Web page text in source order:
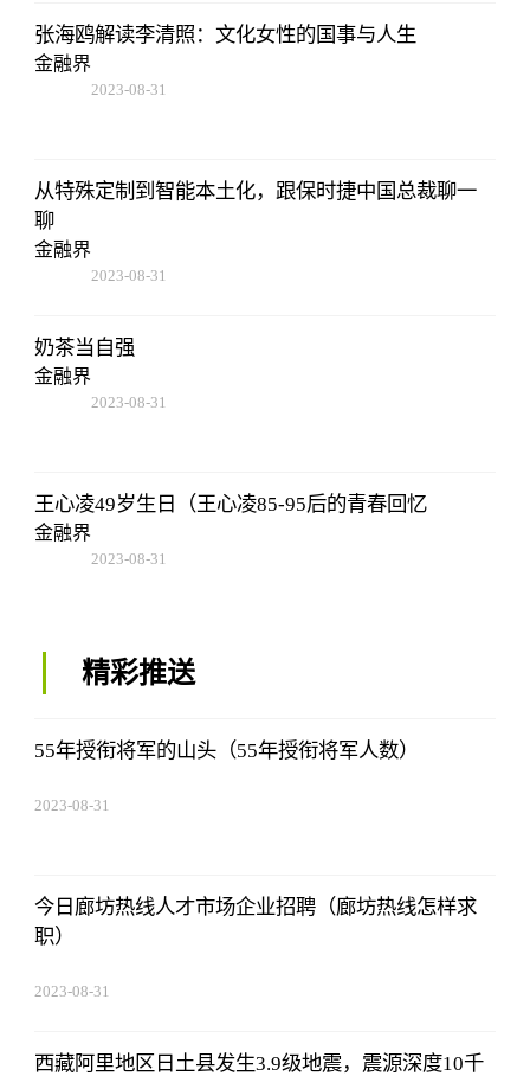
张海鸥解读李清照：文化女性的国事与人生
金融界
2023-08-31
从特殊定制到智能本土化，跟保时捷中国总裁聊一
聊
金融界
2023-08-31
奶茶当自强
金融界
2023-08-31
王心凌49岁生日（王心凌85-95后的青春回忆
金融界
2023-08-31
精彩推送
55年授衔将军的山头（55年授衔将军人数）
2023-08-31
今日廊坊热线人才市场企业招聘（廊坊热线怎样求
职）
2023-08-31
西藏阿里地区日土县发生3.9级地震，震源深度10千